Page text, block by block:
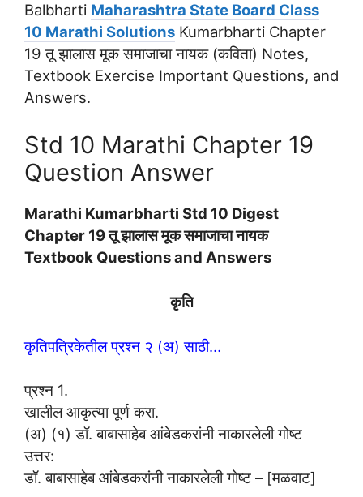
Balbharti Maharashtra State Board Class
10 Marathi Solutions Kumarbharti Chapter
19 तू झालास मूक समाजाचा नायक (कविता) Notes,
Textbook Exercise Important Questions, and
Answers.
Std 10 Marathi Chapter 19
Question Answer
Marathi Kumarbharti Std 10 Digest
Chapter 19 तू झालास मूक समाजाचा नायक
Textbook Questions and Answers
कृति
कृतिपत्रिकेतील प्रश्न २ (अ) साठी…
प्रश्न 1.
खालील आकृत्या पूर्ण करा.
(अ) (१) डॉ. बाबासाहेब आंबेडकरांनी नाकारलेली गोष्ट
उत्तर:
डॉ. बाबासाहेब आंबेडकरांनी नाकारलेली गोष्ट – [मळवाट]